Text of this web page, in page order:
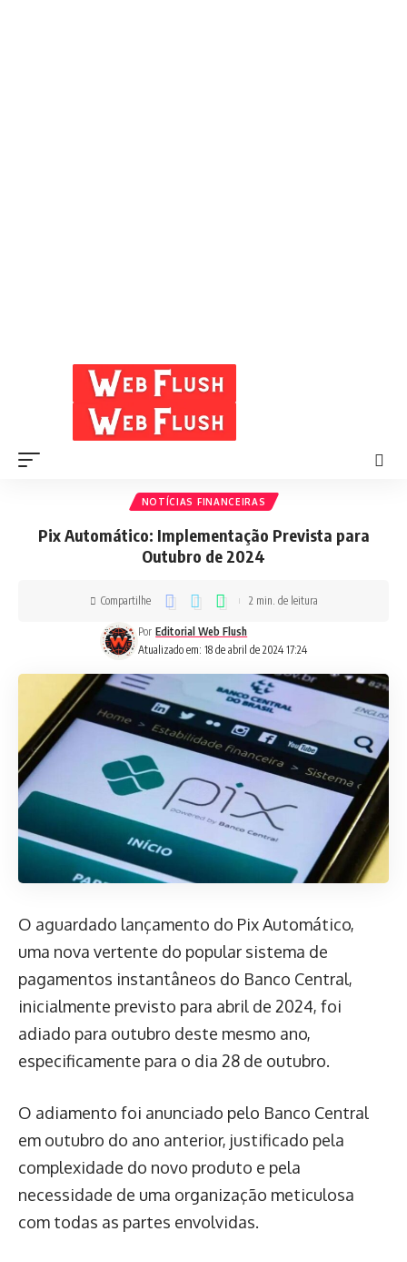
NOTÍCIAS FINANCEIRAS
Pix Automático: Implementação Prevista para
Outubro de 2024
Atualizado em: 18 de abril de 2024 17:24
Por Editorial Web Flush
Compartilhe 2 min. de leitura
O aguardado lançamento do Pix Automático,
uma nova vertente do popular sistema de
pagamentos instantâneos do Banco Central,
inicialmente previsto para abril de 2024, foi
adiado para outubro deste mesmo ano,
especificamente para o dia 28 de outubro.
O adiamento foi anunciado pelo Banco Central
em outubro do ano anterior, justificado pela
complexidade do novo produto e pela
necessidade de uma organização meticulosa
com todas as partes envolvidas.